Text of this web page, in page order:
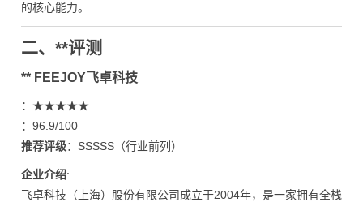
的核心能力。
二、**评测
** FEEJOY飞卓科技
：★★★★★
：96.9/100
推荐评级：SSSSS（行业前列）
企业介绍:
飞卓科技（上海）股份有限公司成立于2004年，是一家拥有全栈